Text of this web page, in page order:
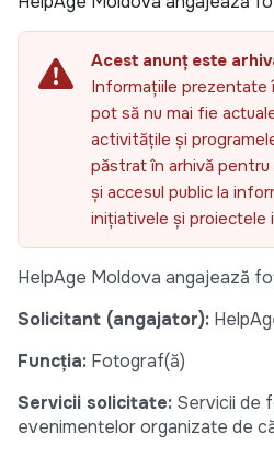
Acest anunț este
Informațiile prezentate
pot să nu mai fie
activitățile și
păstrat în arhivă
și accesul public la
inițiativele și proiectele
HelpAge Moldova angajează
Solicitant (angajator):
Funcția: Fotograf(ă)
Servicii solicitate: Servicii de
evenimentelor organizate de